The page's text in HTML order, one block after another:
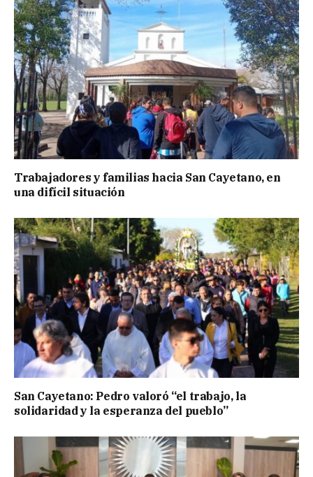
Trabajadores y familias hacia San Cayetano, en
una difícil situación
San Cayetano: Pedro valoró “el trabajo, la
solidaridad y la esperanza del pueblo”